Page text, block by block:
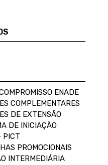
ENADE
COMPLEMENTARES
DE EXTENSÃO
DE INICIAÇÃO
PICT
PROMOCIONAIS
INTERMEDIÁRIA